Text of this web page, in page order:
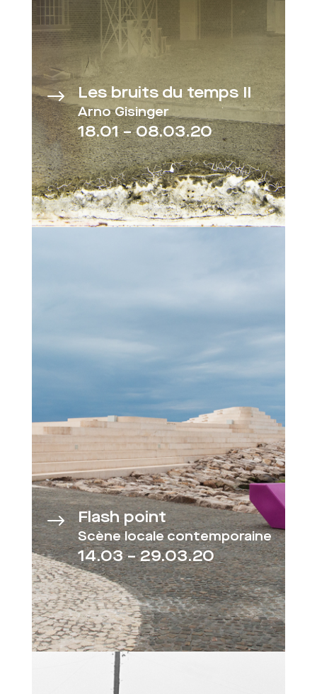
$ Les bruits du temps II
Arno Gisinger
18.01 – 08.03.20
$ Flash point
Scène locale contemporaine
14.03 – 29.03.20